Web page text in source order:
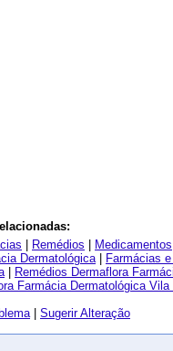
Remédios Medicamentos
Dermatológica| Farmácias
| Remédios Dermaflora
Farmácia Dermatológica Vila
| Sugerir Alteração